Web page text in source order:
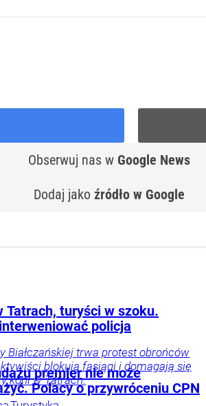
Obserwuj nas w Google News
Dodaj jako źródło w Google
Tatrach, turyści w szoku.
policja
Białczańskiej trwa protest obrońców
blokują fasiągi i domagają się
koni w Tatrach.
premier nie może
Polacy o przywróceniu CPN